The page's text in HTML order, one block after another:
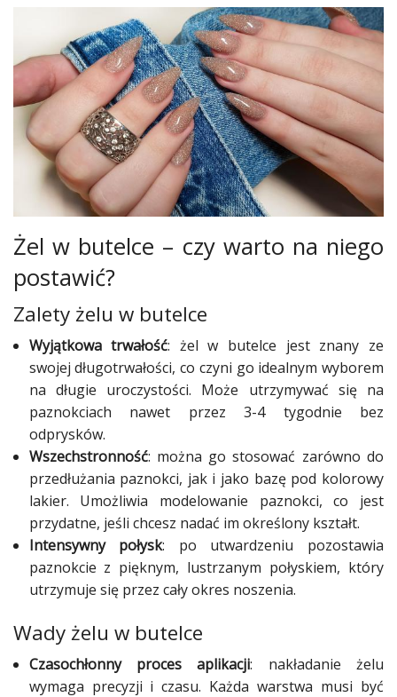
Moda
Zakupy
Kultura
Porady
ekspertów
Strefa
Recenzje
Studniówka
Dodaj
Dodaj
Dodaj
Dodaj
galerię
artykuł
Najlepsze
Żel w butelce – czy warto na niego
postawić?
Zalety żelu w butelce
Wyjątkowa trwałość: żel w butelce jest znany ze
swojej długotrwałości, co czyni go idealnym wyborem
na długie uroczystości. Może utrzymywać się na
paznokciach nawet przez 3-4 tygodnie bez
odprysków.
Wszechstronność: można go stosować zarówno do
przedłużania paznokci, jak i jako bazę pod kolorowy
lakier. Umożliwia modelowanie paznokci, co jest
przydatne, jeśli chcesz nadać im określony kształt.
Intensywny połysk: po utwardzeniu pozostawia
paznokcie z pięknym, lustrzanym połyskiem, który
utrzymuje się przez cały okres noszenia.
Wady żelu w butelce
Czasochłonny proces aplikacji: nakładanie żelu
wymaga precyzji i czasu. Każda warstwa musi być